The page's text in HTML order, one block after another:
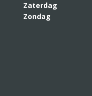
Zaterdag
Zondag